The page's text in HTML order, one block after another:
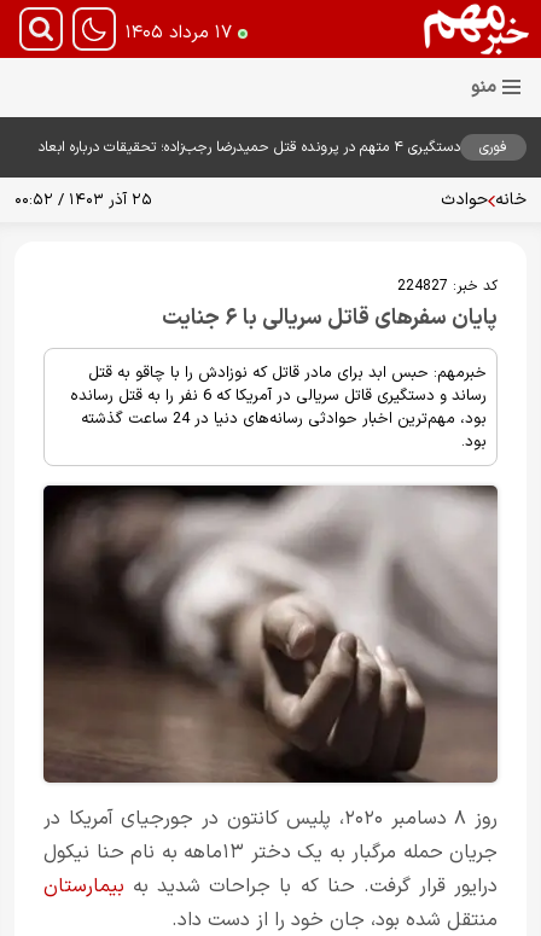
۱۷ مرداد ۱۴۰۵
فوری
دستگیری ۴ متهم در پرونده قتل حمیدرضا رجب‌زاده؛ تحقیقات درباره ابعاد
خانه حوادث ۲۵ آذر ۱۴۰۳ / ۰۰:۵۲
کد خبر: 224827
پایان سفرهای قاتل سریالی با ۶ جنایت
خبرمهم: حبس ابد برای مادر قاتل که نوزادش را با چاقو به قتل
رساند و دستگیری قاتل سریالی در آمریکا که 6 نفر را به قتل رسانده
بود، مهم‌ترین اخبار حوادثی رسانه‌های دنیا در 24 ساعت گذشته
بود.
روز ۸ دسامبر ۲۰۲۰، پلیس کانتون در جورجیای آمریکا در
جریان حمله مرگبار به یک دختر ۱۳ماهه به نام حنا نیکول
درایور قرار گرفت. حنا که با جراحات شدید به بیمارستان
منتقل شده بود، جان خود را از دست داد.